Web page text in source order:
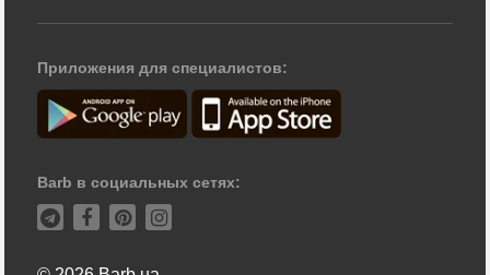
Приложения для специалистов:
Barb в социальных сетях: